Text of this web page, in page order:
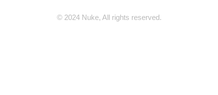
© 2024 Nuke, All rights reserved.